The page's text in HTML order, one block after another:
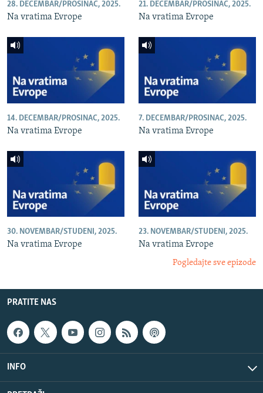
28. DECEMBAR/PROSINAC, 2025.
Na vratima Evrope
21. DECEMBAR/PROSINAC, 2025.
Na vratima Evrope
14. DECEMBAR/PROSINAC, 2025.
Na vratima Evrope
7. DECEMBAR/PROSINAC, 2025.
Na vratima Evrope
30. NOVEMBAR/STUDENI, 2025.
Na vratima Evrope
23. NOVEMBAR/STUDENI, 2025.
Na vratima Evrope
Pogledajte sve epizode
PRATITE NAS
INFO